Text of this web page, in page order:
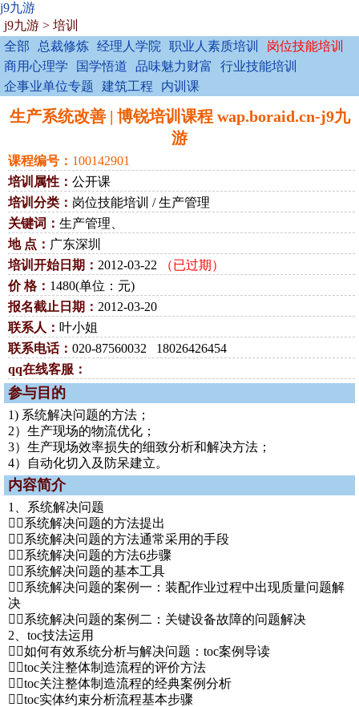
j9九游
j9九游 > 培训
全部
总裁修炼 经理人学院 职业人素质培训
岗位技能培训
商用心理学
国学悟道 品味魅力财富
行业技能培训
企事业单位专题
建筑工程 内训课
生产系统改善 | 博锐培训课程 wap.boraid.cn-j9九
游
课程编号： 100142901
培训属性： 公开课
培训分类： 岗位技能培训 / 生产管理
关键词： 生产管理、
地 点： 广东深圳
培训开始日期： 2012-03-22
（已过期）
价 格： 1480(单位：元)
报名截止日期： 2012-03-20
联系人： 叶小姐
联系电话： 020-87560032 18026426454
qq在线客服：
参与目的
1) 系统解决问题的方法；
2）生产现场的物流优化；
3）生产现场效率损失的细致分析和解决方法；
4）自动化切入及防呆建立。
内容简介
1、系统解决问题
系统解决问题的方法提出
系统解决问题的方法通常采用的手段
系统解决问题的方法6步骤
系统解决问题的基本工具
系统解决问题的案例一：装配作业过程中出现质量问题解
决
系统解决问题的案例二：关键设备故障的问题解决
2、toc技法运用
如何有效系统分析与解决问题：toc案例导读
toc关注整体制造流程的评价方法
toc关注整体制造流程的经典案例分析
toc实体约束分析流程基本步骤